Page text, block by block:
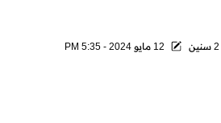
12 مايو 2024 - 5:35 PM